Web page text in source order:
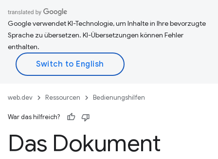
Google verwendet KI-Technologie, um Inhalte in Ihre bevorzugte
Sprache zu übersetzen. KI-Übersetzungen können Fehler
enthalten.
web.dev Ressourcen Bedienungshilfen
War das hilfreich?
Das Dokument